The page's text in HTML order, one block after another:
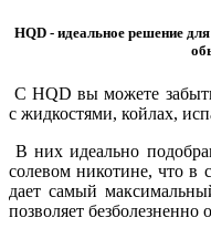
HQD - идеальное решение
C HQD вы можете
с жидкостями, койлах,
В них идеально
солевом никотине, что в
дает самый
позволяет безболезненно